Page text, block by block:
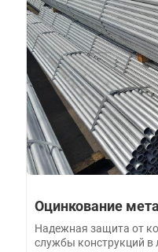
Оцинкование
Надежная защита от
службы конструкций в